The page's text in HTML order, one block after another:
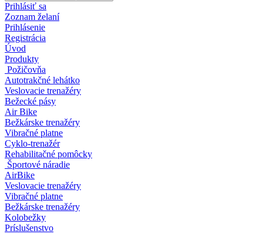
Prihlásiť sa
Zoznam želaní
Prihlásenie
Registrácia
Úvod
Produkty
Požičovňa
Autotrakčné lehátko
Veslovacie trenažéry
Bežecké pásy
Air Bike
Bežkárske trenažéry
Vibračné platne
Cyklo-trenažér
Rehabilitačné pomôcky
Športové náradie
AirBike
Veslovacie trenažéry
Vibračné platne
Bežkárske trenažéry
Kolobežky
Príslušenstvo